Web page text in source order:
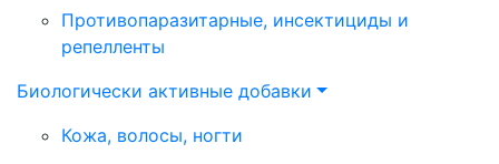
Противопаразитарные, инсектициды и
репелленты
Биологически активные добавки
Кожа, волосы, ногти